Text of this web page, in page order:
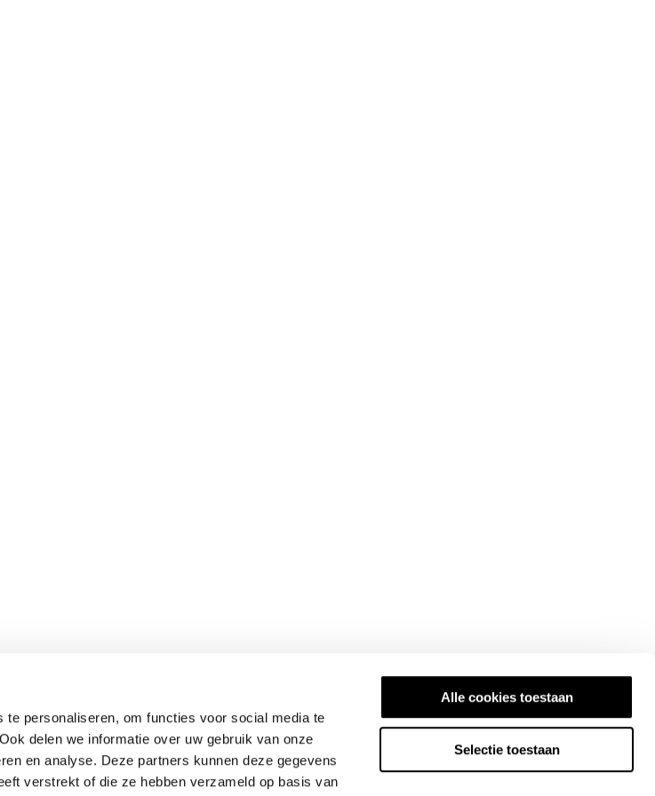
personaliseren, om functies voor social media te
delen we informatie over uw gebruik van onze
en analyse. Deze partners kunnen deze gegevens
verstrekt of die ze hebben verzameld op basis van
Alle cookies toestaan
Selectie toestaan